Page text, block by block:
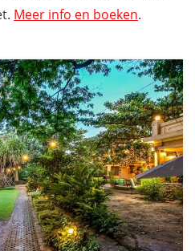
Meer info en boeken.